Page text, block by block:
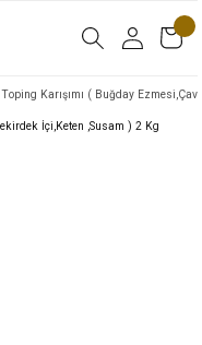
Toping Karışımı ( Buğday